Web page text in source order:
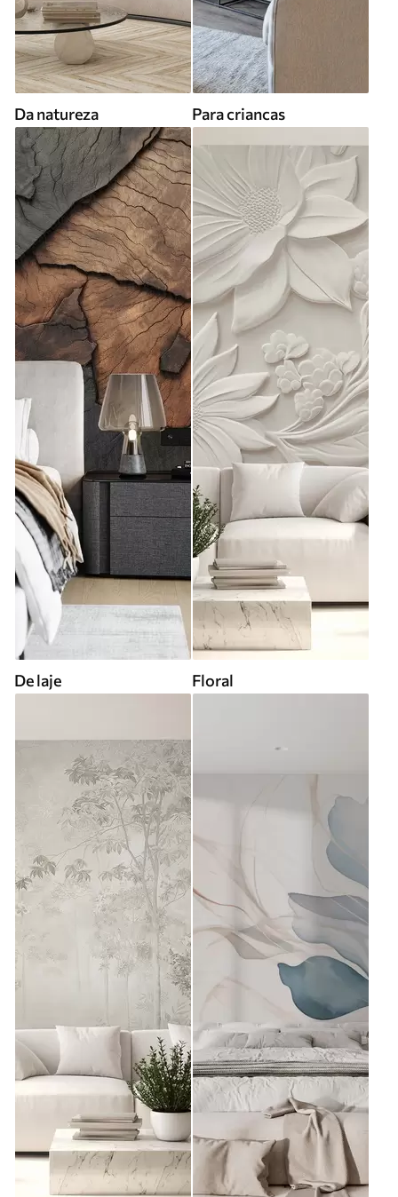
Da natureza Para criancas
De laje Floral